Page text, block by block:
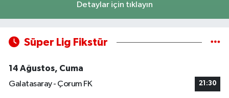
Detaylar için tıklayın
Süper Lig Fikstür
14 Ağustos, Cuma
Galatasaray - Çorum FK
21:30